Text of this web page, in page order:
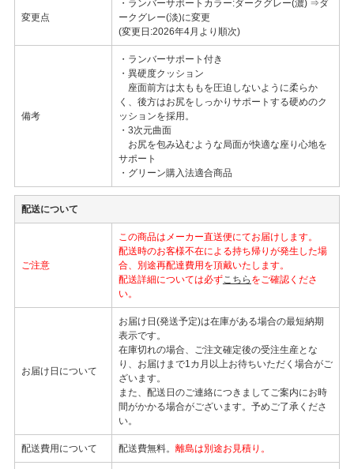
変更点
・ランバーサポートカラー:ダークグレー(濃) ⇒ダ
ークグレー(淡)に変更
(変更日:2026年4月より順次)
備考
・ランバーサポート付き
・異硬度クッション
座面前方は太ももを圧迫しないように柔らか
く、後方はお尻をしっかりサポートする硬めのク
ッションを採用。
・3次元曲面
お尻を包み込むような局面が快適な座り心地を
サポート
・グリーン購入法適合商品
配送について
ご注意
この商品はメーカー直送便にてお届けします。
配送時のお客様不在による持ち帰りが発生した場
合、別途再配達費用を頂戴いたします。
配送詳細については必ずこちら をご確認くださ
い。
お届け日について
お届け日(発送予定)は在庫がある場合の最短納期
表示です。
在庫切れの場合、ご注文確定後の受注生産とな
り、お届けまで1カ月以上お待ちいただく場合がご
ざいます。
また、配送日のご連絡につきましてご案内にお時
間がかかる場合がございます。予めご了承くださ
い。
配送費用について 配送費無料。 離島は別途お見積り。